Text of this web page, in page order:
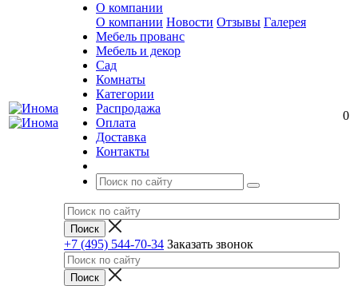
О компании
О компании Новости Отзывы Галерея
Мебель прованс
Мебель и декор
Сад
Комнаты
Категории
Распродажа
Оплата
Доставка
Контакты
+7 (495) 544-70-34 Заказать звонок
0